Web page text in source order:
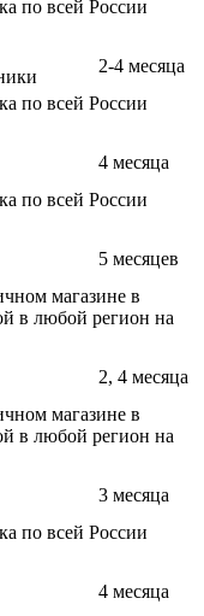
по всей России
2-4 месяца
по всей России
4 месяца
по всей России
5 месяцев
магазине в
в любой регион на
2, 4 месяца
магазине в
в любой регион на
3 месяца
по всей России
4 месяца